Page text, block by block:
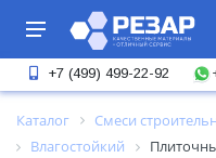
+7 (499) 499-22-92
Каталог Смеси
Влагостойкий